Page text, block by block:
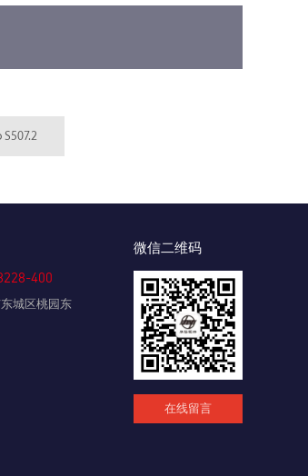
微信二维码
在线留言
400
城区桃园东